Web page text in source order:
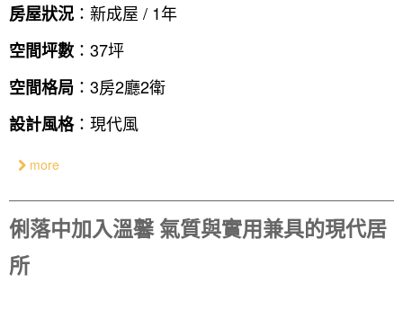
房屋狀況 ：新成屋 / 1年
空間坪數 ：37坪
空間格局 ：3房2廳2衛
設計風格：現代風
more
俐落中加入溫馨 氣質與實用兼具的現代居
所
找設計師